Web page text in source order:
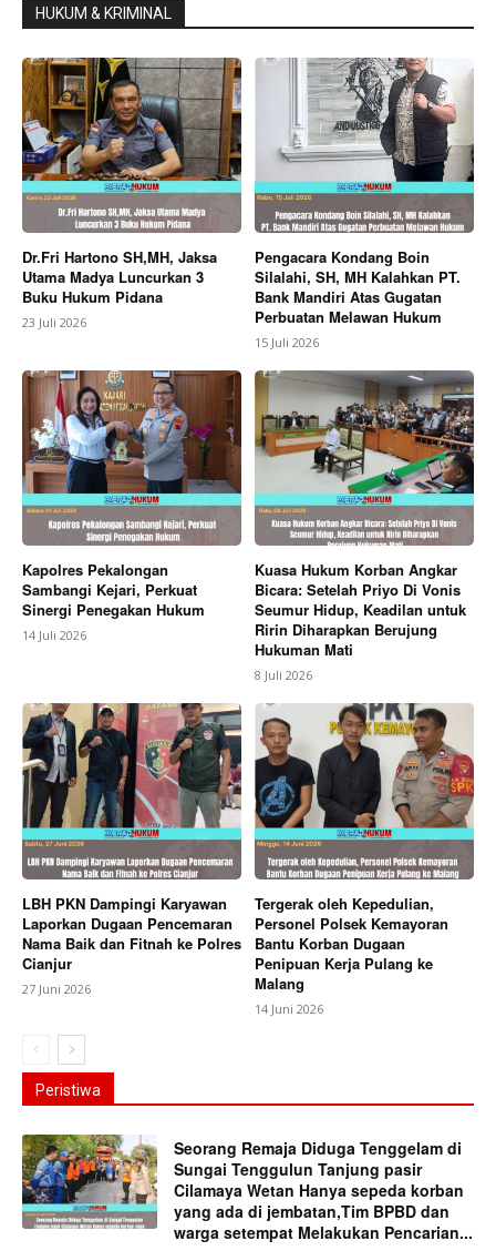
HUKUM & KRIMINAL
Dr.Fri Hartono SH,MH, Jaksa
Utama Madya Luncurkan 3
Buku Hukum Pidana
23 Juli 2026
Pengacara Kondang Boin
Silalahi, SH, MH Kalahkan PT.
Bank Mandiri Atas Gugatan
Perbuatan Melawan Hukum
15 Juli 2026
Kapolres Pekalongan
Sambangi Kejari, Perkuat
Sinergi Penegakan Hukum
14 Juli 2026
Kuasa Hukum Korban Angkar
Bicara: Setelah Priyo Di Vonis
Seumur Hidup, Keadilan untuk
Ririn Diharapkan Berujung
Hukuman Mati
8 Juli 2026
LBH PKN Dampingi Karyawan
Laporkan Dugaan Pencemaran
Nama Baik dan Fitnah ke Polres
Cianjur
27 Juni 2026
Tergerak oleh Kepedulian,
Personel Polsek Kemayoran
Bantu Korban Dugaan
Penipuan Kerja Pulang ke
Malang
14 Juni 2026
Peristiwa
Seorang Remaja Diduga Tenggelam di
Sungai Tenggulun Tanjung pasir
Cilamaya Wetan Hanya sepeda korban
yang ada di jembatan,Tim BPBD dan
warga setempat Melakukan Pencarian...